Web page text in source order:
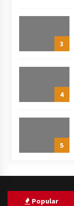
3
4
5
Popular